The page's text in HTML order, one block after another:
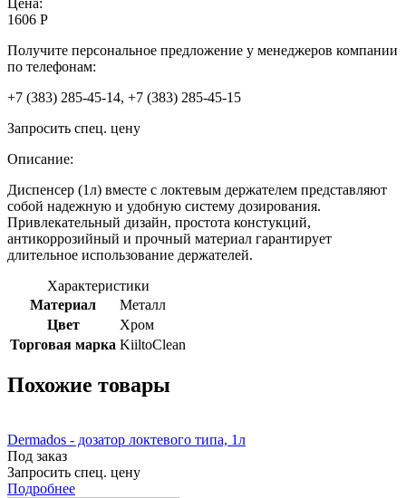
1606 Р
Получите персональное предложение у менеджеров компании
по телефонам:
+7 (383) 285-45-14, +7 (383) 285-45-15
Запросить спец. цену
Описание:
Диспенсер (1л) вместе с локтевым держателем представляют
собой надежную и удобную систему дозирования.
Привлекательный дизайн, простота констукций,
антикоррозийный и прочный материал гарантирует
длительное использование держателей.
Характеристики
Материал
Металл
Цвет
Хром
Торговая марка KiiltoClean
Похожие товары
Dermados - дозатор локтевого типа, 1л
Под заказ
Запросить спец. цену
Подробнее